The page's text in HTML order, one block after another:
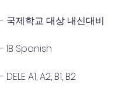
- 국제학교 대상 내신대비
- IB Spanish
- DELE A1, A2, B1, B2